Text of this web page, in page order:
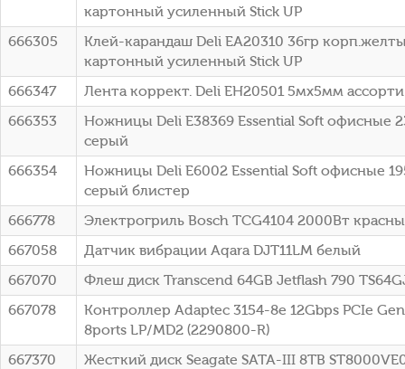
картонный усиленный Stick UP
666305
Клей-карандаш Deli EA20310 36гр
картонный усиленный Stick UP
666347
Лента коррект. Deli EH20501 5мх5мм
666353
Ножницы Deli E38369 Essential Soft офисные
серый
666354
Ножницы Deli E6002 Essential Soft офисные
серый блистер
666778
Электрогриль Bosch TCG4104 2000Вт
667058
Датчик вибрации Aqara DJT11LM белый
667070
Флеш диск Transcend 64GB Jetflash 790
667078
Контроллер Adaptec 3154-8e 12Gbps PCIe
8ports LP/MD2 (2290800-R)
667370
Жесткий диск Seagate SATA-III 8TB